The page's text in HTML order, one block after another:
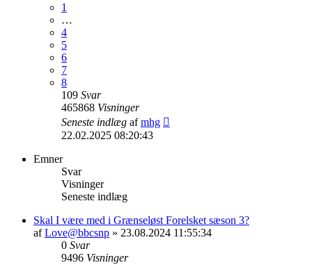
1
…
4
5
6
7
8
109 Svar
465868 Visninger
Seneste indlæg afmhg
22.02.2025 08:20:43
Emner
Svar
Visninger
Seneste indlæg
Skal I være med i Grænseløst Forelsket sæson 3?
afLove@bbcsnp » 23.08.2024 11:55:34
0 Svar
9496 Visninger